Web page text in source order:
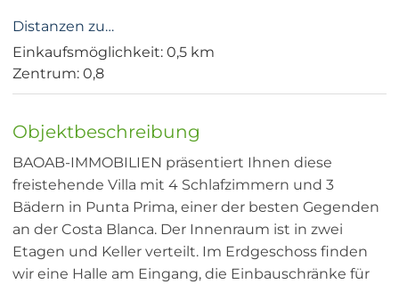
Distanzen zu…
Einkaufsmöglichkeit: 0,5 km
Zentrum: 0,8
Objektbeschreibung
BAOAB-IMMOBILIEN präsentiert Ihnen diese
freistehende Villa mit 4 Schlafzimmern und 3
Bädern in Punta Prima, einer der besten Gegenden
an der Costa Blanca. Der Innenraum ist in zwei
Etagen und Keller verteilt. Im Erdgeschoss finden
wir eine Halle am Eingang, die Einbauschränke für